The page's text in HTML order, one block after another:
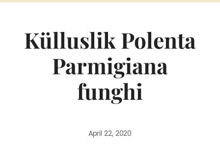
Külluslik Polenta
Parmigiana
funghi
April 22, 2020